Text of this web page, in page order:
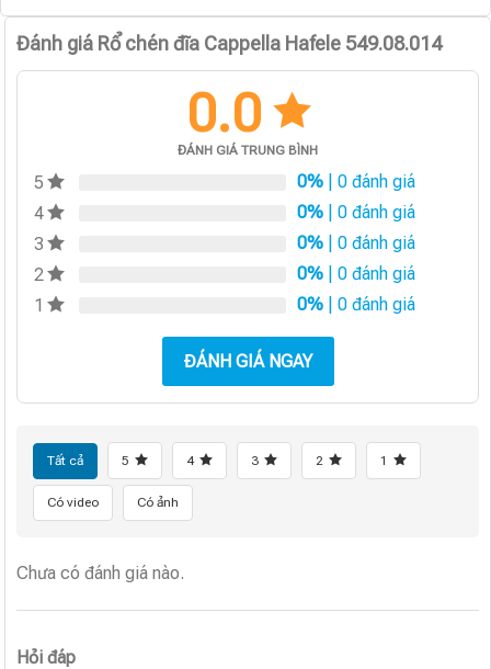
Đánh giá Rổ chén đĩa Cappella Hafele 549.08.014
0.0
ĐÁNH GIÁ TRUNG BÌNH
5 0% | 0 đánh giá
4
0% | 0 đánh giá
3
0% | 0 đánh giá
2
0% | 0 đánh giá
1
0% | 0 đánh giá
ĐÁNH GIÁ NGAY
Tất cả 5 4 3 2 1
Có video Có ảnh
Chưa có đánh giá nào.
Hỏi đáp